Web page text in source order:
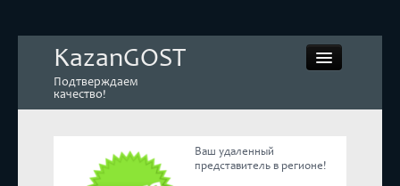
KazanGOST
Подтверждаем
качество!
Контрольная закупка
Ваш удаленный
представитель в регионе!